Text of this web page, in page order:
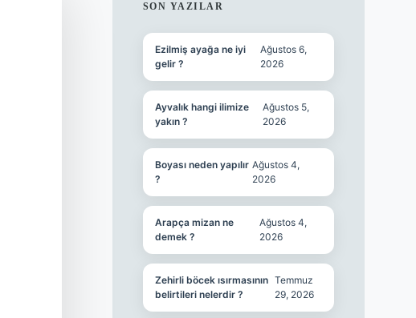
SIDEBAR
SON YAZILAR
Ezilmiş ayağa ne iyi
gelir ?
Ağustos 6,
2026
Ayvalık hangi ilimize
yakın ?
Ağustos 5,
2026
Boyası neden yapılır
?
Ağustos 4,
2026
Arapça mizan ne
demek ?
Ağustos 4,
2026
Zehirli böcek ısırmasının
belirtileri nelerdir ?
Temmuz
29, 2026